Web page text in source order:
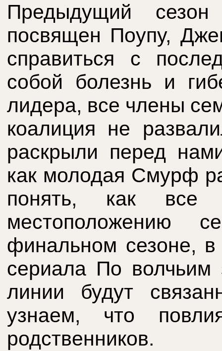
Предыдущий
посвящен Поупу,
справиться с
собой болезнь и
лидера, все члены
коалиция не
раскрыли перед
как молодая Смурф
понять, как
местоположению
финальном сезоне,
сериала По волчьим
линии будут
узнаем, что
родственников.